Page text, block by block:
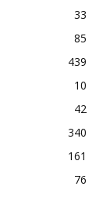
33
85
439
10
42
340
161
76